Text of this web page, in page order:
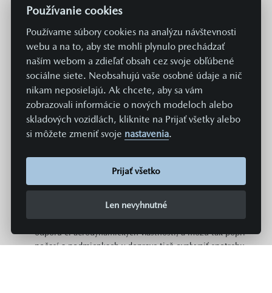
DPH. Zobrazené môžu byť aj informácie o plošne
predajnej sieti MAZDA vzťahujúcich sa na daný model.
Zobrazené cena neobsahuje prípravu a aktiváciu vozidla
v systémoch Mazda v hodnote 369 EUR. Hodnoty
spotreby paliva, energií a emisií uvádzané na týchto
stránkach sú získavané aktuálne predpísaným
normovaným spôsobom merania. Údaje sa teda
nevzťahujú na konkrétne vozidlo a nie sú súčasťou
ponuky, a slúžia len na účely porovnania jednotlivých
typov a modelov vozidiel. Spotreba paliva či energie a
hospodárneho využitia paliva, ale sú ovplyvnené aj
spôsobom jazdy a ďalšími netechnickými faktormi (napr.
podmienkami okolia). Dodatočná výbava a príslušenstvo
(nástavby, pneumatiky, atď.) môžu mať za následok
zmenu jazdných parametrov, napr. hmotnosti, valivého
odporu či aerodynamických vlastností, a môžu tak popri
počasí a podmienkach v doprave tiež ovplyvniť spotrebu
Používanie cookies
Používame súbory cookies na analýzu návštevnosti
webu a na to, aby ste mohli plynulo prechádzať
naším webom a zdieľať obsah cez svoje obľúbené
sociálne siete. Neobsahujú vaše osobné údaje a nič
nikam neposielajú. Ak chcete, aby sa vám
zobrazovali informácie o nových modeloch alebo
skladových vozidlách, kliknite na Prijať všetky alebo
si môžete zmeniť svoje nastavenia.
Prijať všetko
Len nevyhnutné